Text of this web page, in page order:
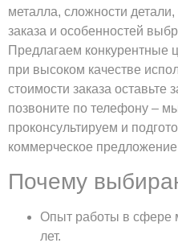
металла, сложности
заказа и особенностей
Предлагаем конкурентные
при высоком качестве
стоимости заказа оставьте
позвоните по телефону –
проконсультируем и
коммерческое
Почему
Опыт работы в сфере
лет.